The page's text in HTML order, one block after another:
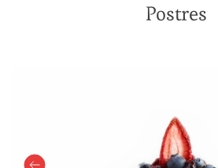
Postres